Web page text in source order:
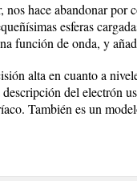
hace abandonar por
esferas
función de onda, y
alta en cuanto a
del electrón
También es un